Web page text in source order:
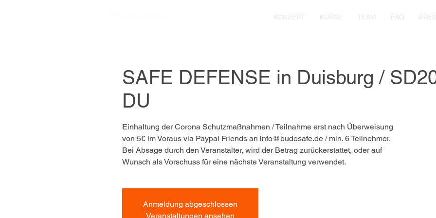
SAFE DEFENSE in Duisburg /
DU
Einhaltung der Corona Schutzmaßnahmen / Teilnahme erst nach Überweisung
von 5€ im Voraus via Paypal Friends an info@budosafe.de / min. 6 Teilnehmer.
Bei Absage durch den Veranstalter, wird der Betrag zurückerstattet, oder auf
Wunsch als Vorschuss für eine nächste Veranstaltung verwendet.
Anmeldung abgeschlossen
Veranstaltungen ansehen